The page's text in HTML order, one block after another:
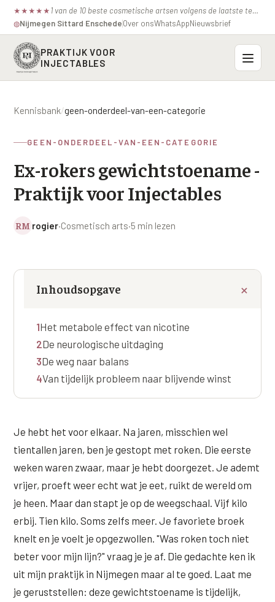
★ ★ ★ ★ ★ 1 van de 10 beste cosmetische artsen volgens de laatste test van de consumentenbond.
◍Nijmegen·Sittard·EnschedeOver onsWhatsAppNieuwsbrief
PRAKTIJK VOOR
INJECTABLES
Voorhoofdsrimpels
Fronsrimpel
Wenkbrauwen
Kraaienpootjes
Donkere kringen onder de ogen
Ingevallen slapen
Lippen
Marionetlijnen
Mondhoeken
Verticale liplijntjes
Neus
Jukbeenderen
Wangen
Botox / anti-rimpel
Azzalure
Juvéderm Volux
Juvéderm Volift
Juvéderm Volbella
Prostrolane
Radiesse
Restylane
Saypha Volume
Saypha Volume Plus
Sculptra (collageen aanmaak)
Profielen
VEROUDERING
Erfelijke Jowl Profiel
Menopauze Veroudering profiel
Overgevoelige Huid Profiel
Chronische ontstekingsprofiel
LIFESTYLE / MODERN
Instagram Gezicht Profiel
Volume Verlies Profiel
Atletisch verouderings profiel
Prijzen
Contact
085 40 13 678
Kennisbank/geen-onderdeel-van-een-categorie
GEEN-ONDERDEEL-VAN-EEN-CATEGORIE
Ex-rokers gewichtstoename -
Praktijk voor Injectables
RM rogier·Cosmetisch arts·5 min lezen
Inhoudsopgave
1Het metabole effect van nicotine
2De neurologische uitdaging
3De weg naar balans
4Van tijdelijk probleem naar blijvende winst
Je hebt het voor elkaar. Na jaren, misschien wel
tientallen jaren, ben je gestopt met roken. Die eerste
weken waren zwaar, maar je hebt doorgezet. Je ademt
vrijer, proeft weer echt wat je eet, ruikt de wereld om
je heen. Maar dan stapt je op de weegschaal. Vijf kilo
erbij. Tien kilo. Soms zelfs meer. Je favoriete broek
knelt en je voelt je opgezwollen. "Was roken toch niet
beter voor mijn lijn?" vraag je je af. Die gedachte ken ik
uit mijn praktijk in Nijmegen maar al te goed. Laat me
je geruststellen: deze gewichtstoename is tijdelijk,